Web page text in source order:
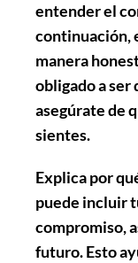
entender el
continuación,
manera
obligado a ser
asegúrate de
sientes.
Explicapor
puede incluir
compromiso,
futuro. Esto